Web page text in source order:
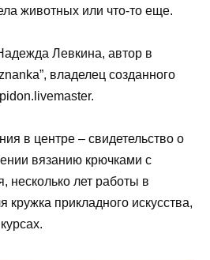
животных или что-то еще.
Левкина, автор в
владелец созданного
в центре – свидетельство о
вязанию крючками с
несколько лет работы в
кружка прикладного искусства,